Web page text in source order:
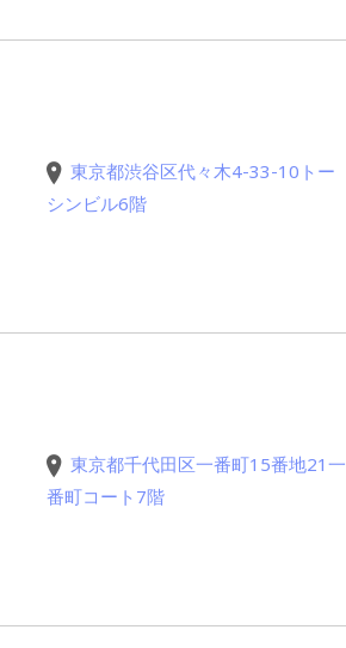
東京都渋谷区代々木4-33-10トー
シンビル6階
東京都千代田区一番町15番地21一
番町コート7階